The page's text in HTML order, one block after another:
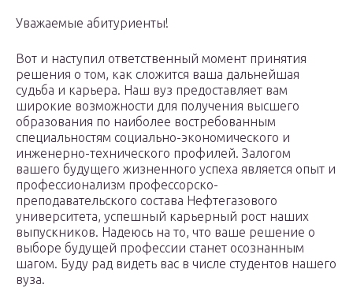
Уважаемые абитуриенты!
Вот и наступил ответственный момент принятия
решения о том, как сложится ваша дальнейшая
судьба и карьера. Наш вуз предоставляет вам
широкие возможности для получения высшего
образования по наиболее востребованным
специальностям социально-экономического и
инженерно-технического профилей. Залогом
вашего будущего жизненного успеха является опыт и
профессионализм профессорско-
преподавательского состава Нефтегазового
университета, успешный карьерный рост наших
выпускников. Надеюсь на то, что ваше решение о
выборе будущей профессии станет осознанным
шагом. Буду рад видеть вас в числе студентов нашего
вуза.